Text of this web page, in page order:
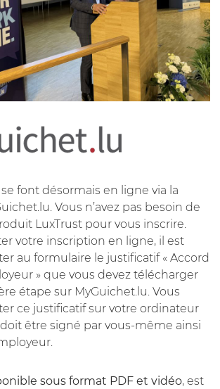
font désormais en ligne via la
Vous n’avez pas besoin de
LuxTrust pour vous inscrire.
votre inscription en ligne, il est
au formulaire le justificatif « Accord
» que vous devez télécharger
étape sur MyGuichet.lu. Vous
ce justificatif sur votre ordinateur
être signé par vous-même ainsi
sous format PDF et vidéo, est